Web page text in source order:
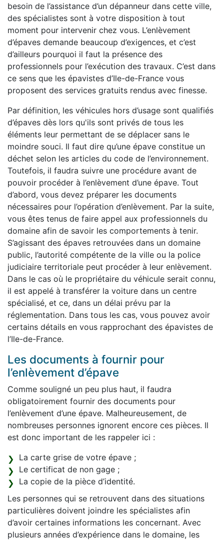
besoin de l’assistance d’un dépanneur dans cette ville,
des spécialistes sont à votre disposition à tout
moment pour intervenir chez vous. L’enlèvement
d’épaves demande beaucoup d’exigences, et c’est
d’ailleurs pourquoi il faut la présence des
professionnels pour l’exécution des travaux. C’est dans
ce sens que les épavistes d’Ile-de-France vous
proposent des services gratuits rendus avec finesse.
Par définition, les véhicules hors d’usage sont qualifiés
d’épaves dès lors qu'ils sont privés de tous les
éléments leur permettant de se déplacer sans le
moindre souci. Il faut dire qu’une épave constitue un
déchet selon les articles du code de l’environnement.
Toutefois, il faudra suivre une procédure avant de
pouvoir procéder à l’enlèvement d’une épave. Tout
d’abord, vous devez préparer les documents
nécessaires pour l’opération d’enlèvement. Par la suite,
vous êtes tenus de faire appel aux professionnels du
domaine afin de savoir les comportements à tenir.
S’agissant des épaves retrouvées dans un domaine
public, l’autorité compétente de la ville ou la police
judiciaire territoriale peut procéder à leur enlèvement.
Dans le cas où le propriétaire du véhicule serait connu,
il est appelé à transférer la voiture dans un centre
spécialisé, et ce, dans un délai prévu par la
réglementation. Dans tous les cas, vous pouvez avoir
certains détails en vous rapprochant des épavistes de
l’Ile-de-France.
Les documents à fournir pour
l’enlèvement d’épave
Comme souligné un peu plus haut, il faudra
obligatoirement fournir des documents pour
l’enlèvement d’une épave. Malheureusement, de
nombreuses personnes ignorent encore ces pièces. Il
est donc important de les rappeler ici :
La carte grise de votre épave ;
Le certificat de non gage ;
La copie de la pièce d’identité.
Les personnes qui se retrouvent dans des situations
particulières doivent joindre les spécialistes afin
d’avoir certaines informations les concernant. Avec
plusieurs années d’expérience dans le domaine, les